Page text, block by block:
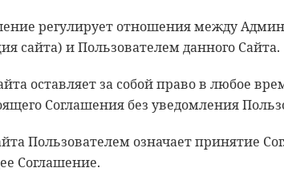
регулирует отношения между
сайта) и Пользователем данного Сайта.
оставляет за собой право в любое
Соглашения без уведомления
Пользователем означает принятие
Соглашение.